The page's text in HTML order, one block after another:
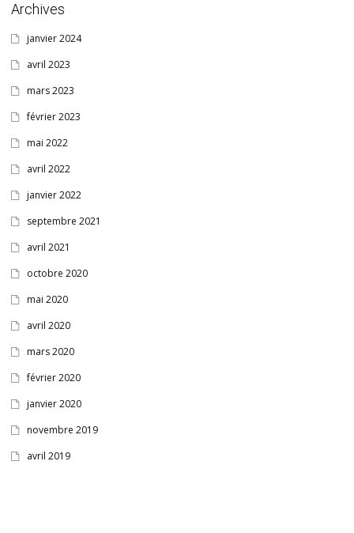
Archives
janvier 2024
avril 2023
mars 2023
février 2023
mai 2022
avril 2022
janvier 2022
septembre 2021
avril 2021
octobre 2020
mai 2020
avril 2020
mars 2020
février 2020
janvier 2020
novembre 2019
avril 2019